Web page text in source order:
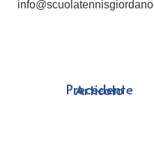
←
Precedente Articolo